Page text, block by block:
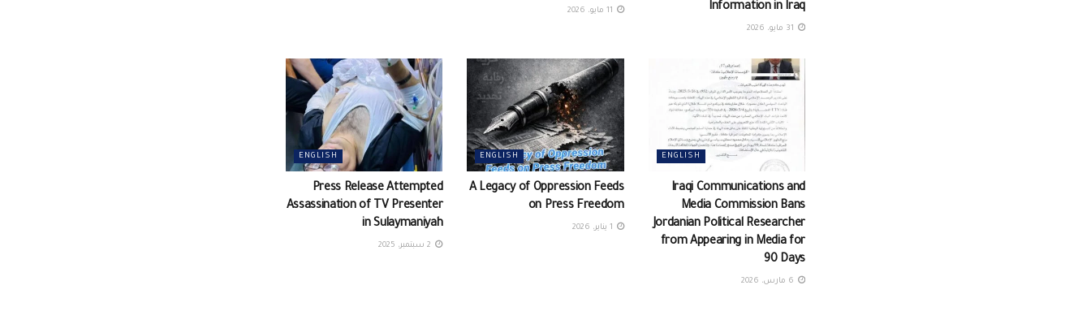
Information in Iraq
ENGLISH
Iraqi Communications and
Media Commission Bans
Jordanian Political Researcher
from Appearing in Media for
90 Days
ENGLISH
A Legacy of Oppression Feeds
on Press Freedom
ENGLISH
Press Release Attempted
Assassination of TV Presenter
in Sulaymaniyah